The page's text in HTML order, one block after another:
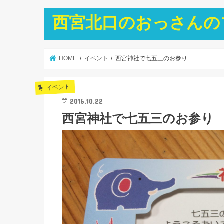
西宮北口のおっさん
HOME イベント 西宮神社で七五三のお参り
イベント
2016.10.22
西宮神社で七五三のお参り